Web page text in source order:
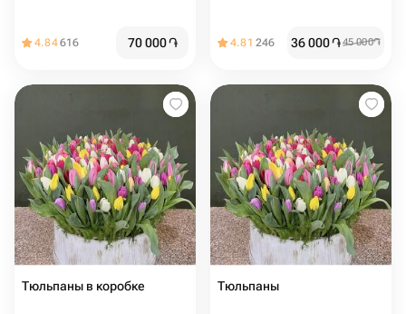
4.84616 70 000֏ 4.81 246 36 000֏45 000֏
Тюльпаны в коробке Тюльпаны